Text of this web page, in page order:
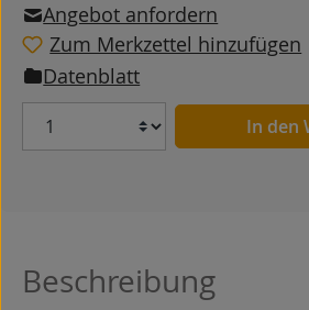
Angebot anfordern
Zum Merkzettel hinzufügen
Datenblatt
Anzahl In den
Beschreibung